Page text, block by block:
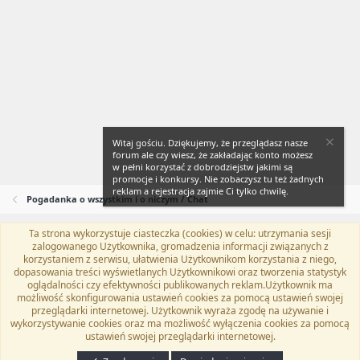
Pogadanka o wszystkim i o niczym / Chat
Flat Awesome + (Parent DO NOT EDIT)
Polski (PL)
Kontakt
Regulamin Polityka prywatności Pomoc
TwitterKontakt
RSS
Community platform by XenForo® © 2010-2024 XenForo Ltd.
programyzadarmo.net.pl . | Xenforo Add-ons
Witaj gościu. Dziękujemy, że przeglądasz nasze
forum ale czy wiesz, że zakładając konto możesz
w pełni korzystać z dobrodziejstw jakimi są
promocje i konkursy. Nie zobaczysz tu też żadnych
reklam a rejestracja zajmie Ci tylko chwilę.
Ta strona wykorzystuje ciasteczka (cookies) w celu: utrzymania sesji
zalogowanego Użytkownika, gromadzenia informacji związanych z
korzystaniem z serwisu, ułatwienia Użytkownikom korzystania z niego,
dopasowania treści wyświetlanych Użytkownikowi oraz tworzenia statystyk
oglądalności czy efektywności publikowanych reklam.Użytkownik ma
możliwość skonfigurowania ustawień cookies za pomocą ustawień swojej
przeglądarki internetowej. Użytkownik wyraża zgodę na używanie i
wykorzystywanie cookies oraz ma możliwość wyłączenia cookies za pomocą
ustawień swojej przeglądarki internetowej.